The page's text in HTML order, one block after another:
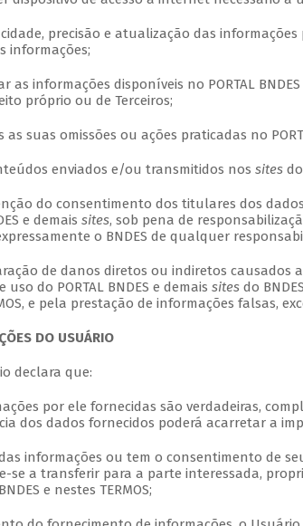
precisão e atualização das
informações;
as informações disponíveis no PORTAL
próprio ou de Terceiros;
suas omissões ou ações praticadas no
enviados e/ou transmitidos nos sitesdo
do consentimento dos titulares dos
e demais sites, sob pena de
o BNDES de qualquer
de danos diretos ou indiretos causados
uso do PORTAL BNDES e demais sitesdo
e pela prestação de informações falsas,
DO USUÁRIO
declara que:
por ele fornecidas são verdadeiras,
dos dados fornecidos poderá acarretar a
informações ou tem o consentimento de
se a transferir para a parte interessada,
e nestes TERMOS;